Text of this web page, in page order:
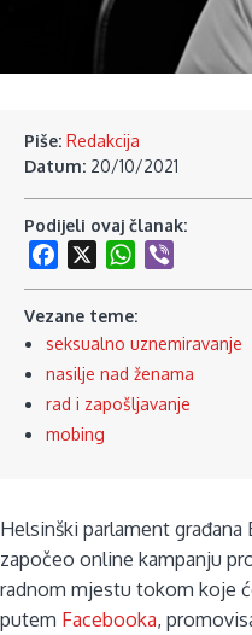
Piše: Redakcija
Datum: 20/10/2021
Podijeli ovaj članak:
Facebook
WhatsApp
Vezane teme:
seksualno uznemiravanje
nasilje nad ženama
rad i zapošljavanje
mobing
Helsinški parlament građana
započeo online kampanju
radnom mjestu tokom koje
putem Facebooka,